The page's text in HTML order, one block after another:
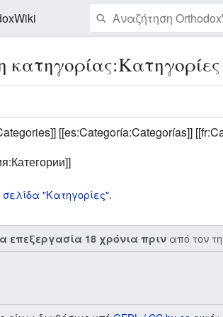
κατηγορίας:Κατηγορίες
[[es:Categoría:Categorías]]
"Κατηγορίες".
επεξεργασία 18 χρόνια πριν από τον